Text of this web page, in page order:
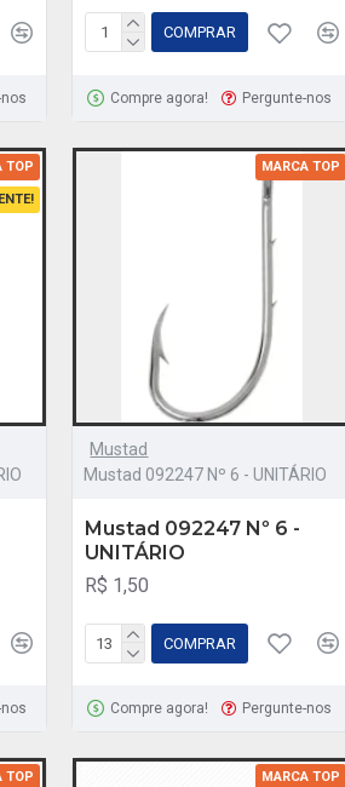
COMPRAR
Compre agora! Pergunte-nos
TOP MARCA TOP
Mustad
Mustad 092247 Nº 6 - UNITÁRIO
Mustad 092247 Nº 6 -
UNITÁRIO
R$ 1,50
COMPRAR
Compre agora! Pergunte-nos
TOP MARCA TOP